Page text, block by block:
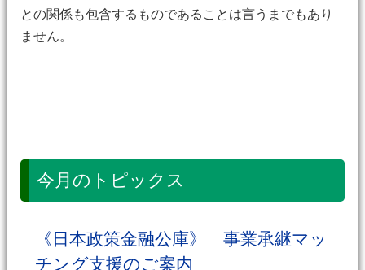
との関係も包含するものであることは言うまでもあり
ません。
今月のトピックス
《日本政策金融公庫》 事業承継マッ
チング支援のご案内